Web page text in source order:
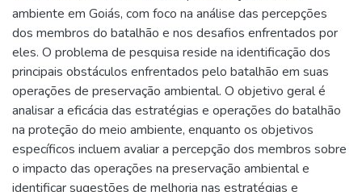
ambiente em Goiás, com foco na análise das percepções
dos membros do batalhão e nos desafios enfrentados por
eles. O problema de pesquisa reside na identificação dos
principais obstáculos enfrentados pelo batalhão em suas
operações de preservação ambiental. O objetivo geral é
analisar a eficácia das estratégias e operações do batalhão
na proteção do meio ambiente, enquanto os objetivos
específicos incluem avaliar a percepção dos membros sobre
o impacto das operações na preservação ambiental e
identificar sugestões de melhoria nas estratégias e